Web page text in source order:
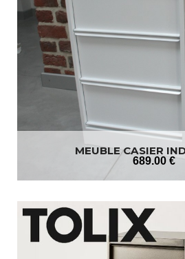
MEUBLE CASIER
689.00 €